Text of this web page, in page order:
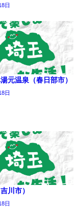
日
元温泉（春日部市）
日
川市）
日